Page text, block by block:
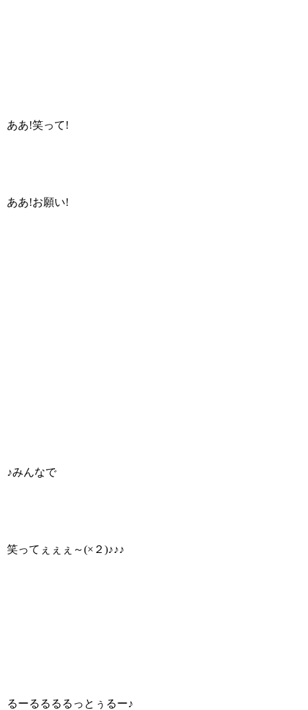
ああ!笑って!
ああ!お願い!
♪みんなで
笑ってぇぇぇ～(×２)♪♪♪
るーるるるるっとぅるー♪